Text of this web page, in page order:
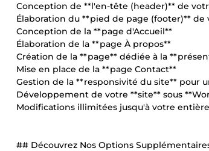
Conception de **l'en-tête (header)** de
Élaboration du **pied de page (footer)** de
Conception de la **page d'Accueil**
Élaboration de la **page À propos**
Création de la **page** dédiée à la
Mise en place de la **page Contact**
Gestion de la **responsivité du site** pour
Développement de votre **site** sous
Modifications illimitées jusqu'à votre
## Découvrez Nos Options